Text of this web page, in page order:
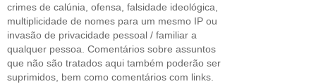
crimes de calúnia, ofensa, falsidade ideológica,
multiplicidade de nomes para um mesmo IP ou
invasão de privacidade pessoal / familiar a
qualquer pessoa. Comentários sobre assuntos
que não são tratados aqui também poderão ser
suprimidos, bem como comentários com links.